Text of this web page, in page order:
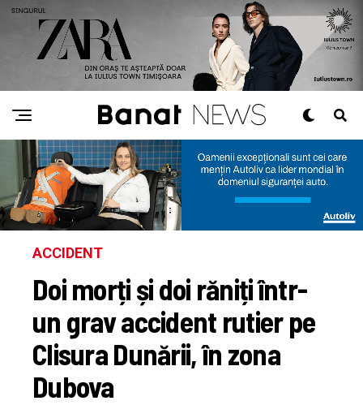
ACCIDENT
Doi morți și doi răniți într-
un grav accident rutier pe
Clisura Dunării, în zona
Dubova